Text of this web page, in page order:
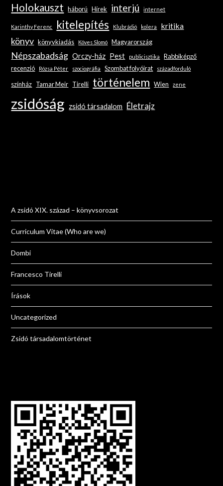
Holokauszt háború Hírek interjú internet
Karinthy Ferenc kitelepítés Klubrádió kolera kritika
könyv könyvkiadás Köves Slomó Magyarország
Népszabadság Orczy-ház Pest publicisztika
Rabbiképző
recenzió
Rózsa Péter szociográfia Szombat folyóirat századforduló
színház Tamar Meir Tirelli történelem Wien zene
zsidóság zsidó társadalom Életrajz
A zsidó XIX. század – könyvsorozat
Curriculum Vitae (Who are we)
Dombi
Francesco Tirelli
Írások
Uncategorized
Zsidó társadalomtörténet